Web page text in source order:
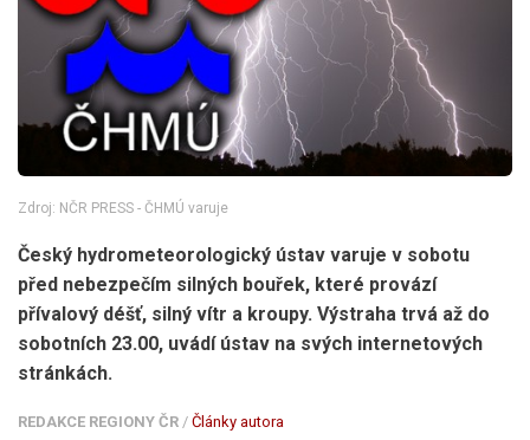
Zdroj: NČR PRESS - ČHMÚ varuje
Český hydrometeorologický ústav varuje v sobotu
před nebezpečím silných bouřek, které provází
přívalový déšť, silný vítr a kroupy. Výstraha trvá až do
sobotních 23.00, uvádí ústav na svých internetových
stránkách.
REDAKCE REGIONY ČR / Články autora